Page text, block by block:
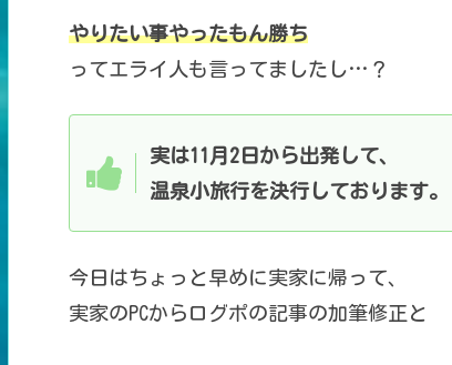
やりたい事やったもん勝ち
ってエライ人も言ってましたし…？
実は11月2日から出発して、
温泉小旅行を決行しております。
今日はちょっと早めに実家に帰って、
実家のPCからログポの記事の加筆修正と